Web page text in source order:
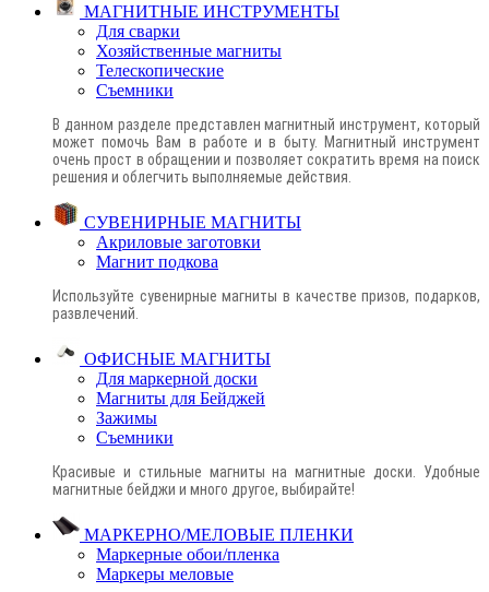
МАГНИТНЫЕ ИНСТРУМЕНТЫ
Для сварки
Хозяйственные магниты
Телескопические
Съемники
В данном разделе представлен магнитный инструмент, который
может помочь Вам в работе и в быту. Магнитный инструмент
очень прост в обращении и позволяет сократить время на поиск
решения и облегчить выполняемые действия.
СУВЕНИРНЫЕ МАГНИТЫ
Акриловые заготовки
Магнит подкова
Используйте сувенирные магниты в качестве призов, подарков,
развлечений.
ОФИСНЫЕ МАГНИТЫ
Для маркерной доски
Магниты для Бейджей
Зажимы
Съемники
Красивые и стильные магниты на магнитные доски. Удобные
магнитные бейджи и много другое, выбирайте!
МАРКЕРНО/МЕЛОВЫЕ ПЛЕНКИ
Маркерные обои/пленка
Маркеры меловые